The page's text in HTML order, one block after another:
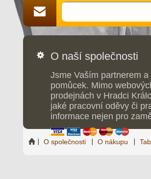
O naší společnosti
Jsme Vaším partnerem
pomůcek. Mimo
prodejnách v Hradci
jaké pracovní oděvy či
informace nejen pro
O společnosti O nákupu